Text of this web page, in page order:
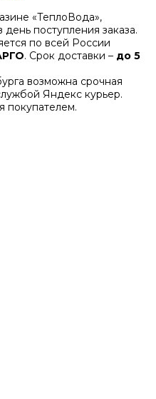
«ТеплоВода»,
поступления заказа.
по всей России
. Срок доставки – до 5
возможна срочная
Яндекс курьер.
покупателем.